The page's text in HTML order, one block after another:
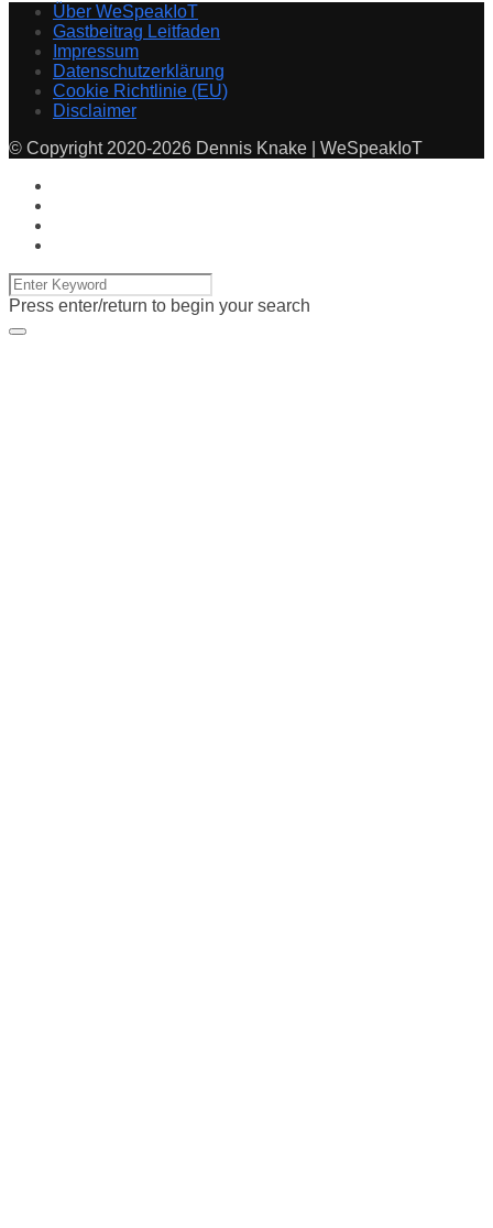
Über WeSpeakIoT
Gastbeitrag Leitfaden
Impressum
Datenschutzerklärung
Cookie Richtlinie (EU)
Disclaimer
© Copyright 2020-2026 Dennis Knake | WeSpeakIoT
Press enter/return to begin your search